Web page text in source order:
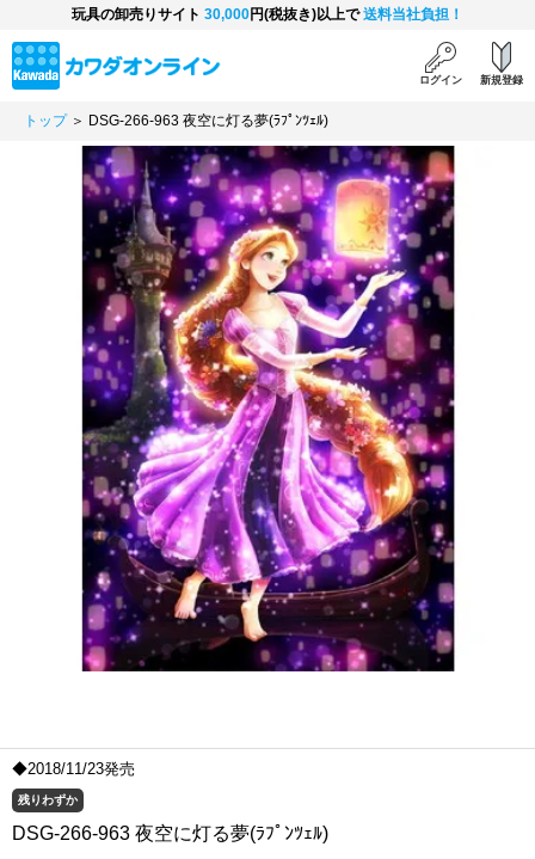
玩具の卸売りサイト 30,000円(税抜き)以上で送料当社負担！
ログイン 新規登録
トップ＞ DSG-266-963 夜空に灯る夢(ﾗﾌﾟﾝﾂｪﾙ)
◆2018/11/23発売
残りわずか
DSG-266-963 夜空に灯る夢(ﾗﾌﾟﾝﾂｪﾙ)